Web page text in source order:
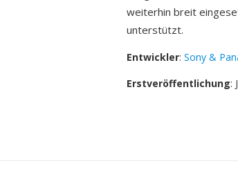
weiterhin breit
unterstützt.
Entwickler: Sony &
Erstveröffentlichung: